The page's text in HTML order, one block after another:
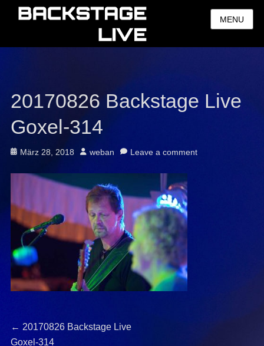
MENU
20170826 Backstage Live
Goxel-314
Posted
März 28, 2018 Author
weban Leave a comment
Beitragsnavigation
← Previous
post:
20170826 Backstage Live
Goxel-314